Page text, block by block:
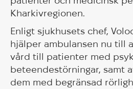
Kharkivregionen.
Enligt sjukhusets chef,
hjälper ambulansen nu till
vård till patienter med
beteendestörningar, samt
dem med begränsad